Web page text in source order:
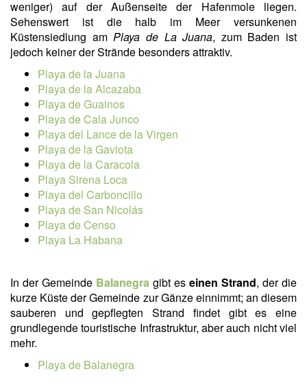
weniger) auf der Außenseite der Hafenmole liegen.
Sehenswert ist die halb im Meer versunkenen
Küstensiedlung amPlaya de La Juana, zum Baden ist
jedoch keiner der Strände besonders attraktiv.
Playa de la Juana
Playa de la Alcazaba
Playa de Guainos
Playa de Cala Junco
Playa del Lance de la Virgen
Playa de la Gaviota
Playa de la Caracola
Playa Sirena Loca
Playa del Carboncillo
Playa de San Nicolás
Playa de Censo
Playa La Habana
In der Gemeinde Balanegra gibt es einen Strand, der die
kurze Küste der Gemeinde zur Gänze einnimmt; an diesem
sauberen und gepflegten Strand findet gibt es eine
grundlegende touristische Infrastruktur, aber auch nicht viel
mehr.
Playa de Balanegra